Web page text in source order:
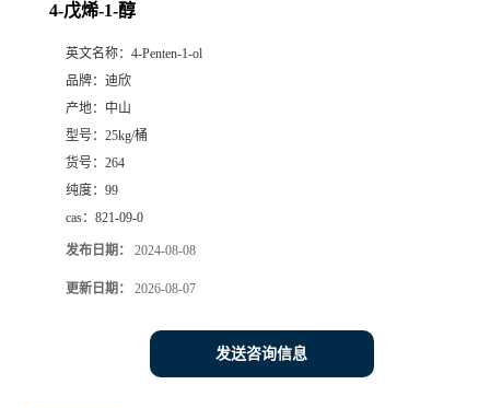
厅4-戊烯-1-醇
英文名称： 4-Penten-1-ol
品牌： 迪欣
产地： 中山
型号： 25kg/桶
货号： 264
纯度： 99
cas： 821-09-0
发布日期： 2024-08-08
更新日期： 2026-08-07
发送咨询信息